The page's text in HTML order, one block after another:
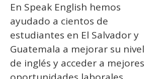
En Speak English hemos
ayudado a cientos de
estudiantes en El Salvador y
Guatemala a mejorar su nivel
de inglés y acceder a mejores